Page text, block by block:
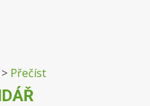
> Přečíst